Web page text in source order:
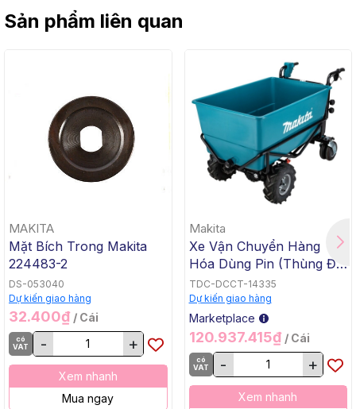
Sản phẩm liên quan
MAKITA
Mặt Bích Trong Makita
224483-2
DS-053040
Dự kiến giao hàng
32.400₫ / Cái
có
VAT
- +
Xem nhanh
Mua ngay
Makita
Xe Vận Chuyển Hàng
Hóa Dùng Pin (Thùng Đế
Bằng, BL, 18Vx2) Makita
DCU605Z
TDC-DCCT-14335
Dự kiến giao hàng
Marketplace
120.937.415₫ / Cái
có
VAT
- +
Xem nhanh